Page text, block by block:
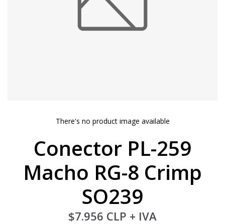
There's no product image available
Conector PL-259
Macho RG-8 Crimp
SO239
$7.956 CLP + IVA